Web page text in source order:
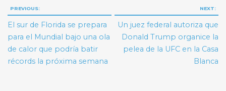
Navegación
de
entradas
PREVIOUS:
El sur de Florida se prepara
para el Mundial bajo una ola
de calor que podría batir
récords la próxima semana
NEXT:
Un juez federal autoriza que
Donald Trump organice la
pelea de la UFC en la Casa
Blanca